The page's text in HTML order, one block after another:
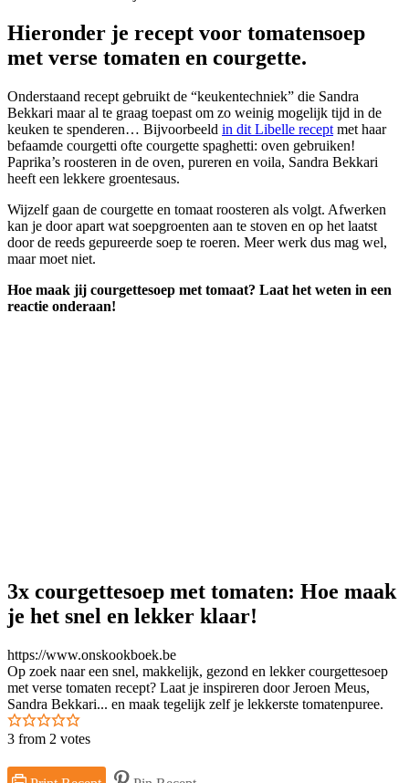
Hieronder je recept voor tomatensoep
met verse tomaten en courgette.
Onderstaand recept gebruikt de “keukentechniek” die Sandra
Bekkari maar al te graag toepast om zo weinig mogelijk tijd in de
keuken te spenderen… Bijvoorbeeld in dit Libelle recept met haar
befaamde courgetti ofte courgette spaghetti: oven gebruiken!
Paprika’s roosteren in de oven, pureren en voila, Sandra Bekkari
heeft een lekkere groentesaus.
Wijzelf gaan de courgette en tomaat roosteren als volgt. Afwerken
kan je door apart wat soepgroenten aan te stoven en op het laatst
door de reeds gepureerde soep te roeren. Meer werk dus mag wel,
maar moet niet.
Hoe maak jij courgettesoep met tomaat? Laat het weten in een
reactie onderaan!
3x courgettesoep met tomaten: Hoe maak
je het snel en lekker klaar!
https://www.onskookboek.be
Op zoek naar een snel, makkelijk, gezond en lekker courgettesoep
met verse tomaten recept? Laat je inspireren door Jeroen Meus,
Sandra Bekkari... en maak tegelijk zelf je lekkerste tomatenpuree.
3 from 2 votes